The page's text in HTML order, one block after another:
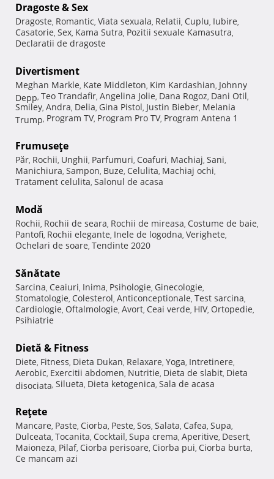
Dragoste & Sex
Dragoste, Romantic, Viata sexuala, Relatii, Cuplu, Iubire,
Casatorie, Sex, Kama Sutra, Pozitii sexuale Kamasutra,
Declaratii de dragoste
Divertisment
Meghan Markle, Kate Middleton, Kim Kardashian, Johnny
Depp, Teo Trandafir, Angelina Jolie, Dana Rogoz, Dani Otil,
Smiley, Andra, Delia, Gina Pistol, Justin Bieber, Melania
Trump, Program TV, Program Pro TV, Program Antena 1
Frumuseţe
Păr, Rochii, Unghii, Parfumuri, Coafuri, Machiaj, Sani,
Manichiura, Sampon, Buze, Celulita, Machiaj ochi,
Tratament celulita, Salonul de acasa
Modă
Rochii, Rochii de seara, Rochii de mireasa, Costume de baie,
Pantofi, Rochii elegante, Inele de logodna, Verighete,
Ochelari de soare, Tendinte 2020
Sănătate
Sarcina, Ceaiuri, Inima, Psihologie, Ginecologie,
Stomatologie, Colesterol, Anticonceptionale, Test sarcina,
Cardiologie, Oftalmologie, Avort, Ceai verde, HIV, Ortopedie,
Psihiatrie
Dietă & Fitness
Diete, Fitness, Dieta Dukan, Relaxare, Yoga, Intretinere,
Aerobic, Exercitii abdomen, Nutritie, Dieta de slabit, Dieta
disociata, Silueta, Dieta ketogenica, Sala de acasa
Reţete
Mancare, Paste, Ciorba, Peste, Sos, Salata, Cafea, Supa,
Dulceata, Tocanita, Cocktail, Supa crema, Aperitive, Desert,
Maioneza, Pilaf, Ciorba perisoare, Ciorba pui, Ciorba burta,
Ce mancam azi